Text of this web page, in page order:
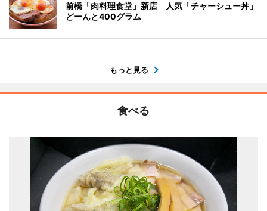
前橋「肉料理食堂」新店 人気「チャーシュー丼」
どーんと400グラム
もっと見る
食べる